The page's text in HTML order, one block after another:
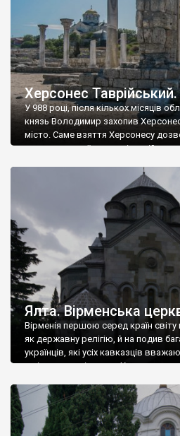
Херсонес
У 988 році, після кількох місяців
князь Володимир захопив
місто. Саме взяття Херсонесу
диктувати свої умови
Херсонесі Володимир-язичник,
А потім було Хрещення Русі. На
Ялта. Вірменська
Вірменія першою серед країн
як державну релігію, й на подив
українців, які усіх кавказців
є відданими вірянами Христа